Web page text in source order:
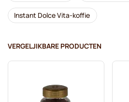
Instant Dolce Vita-koffie
VERGELJIKBARE PRODUCTEN